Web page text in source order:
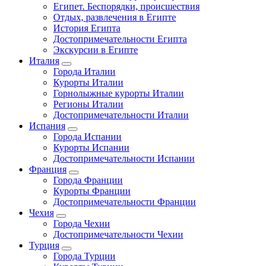
Египет. Беспорядки, происшествия
Отдых, развлечения в Египте
История Египта
Достопримечательности Египта
Экскурсии в Египте
Италия
Города Италии
Курорты Италии
Горнолыжные курорты Италии
Регионы Италии
Достопримечательности Италии
Испания
Города Испании
Курорты Испании
Достопримечательности Испании
Франция
Города Франции
Курорты Франции
Достопримечательности Франции
Чехия
Города Чехии
Достопримечательности Чехии
Турция
Города Турции